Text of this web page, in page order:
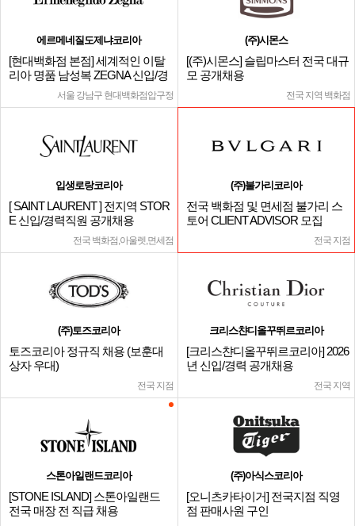
에르메네질도제냐코리아
[현대백화점 본점] 세계적인 이탈
리아 명품 남성복 ZEGNA 신입/경
서울 강남구 현대백화점압구정
(주)시몬스
[(주)시몬스] 슬립마스터 전국 대규
모 공개채용
전국 지역 백화점
입생로랑코리아
[ SAINT LAURENT ] 전지역 STOR
E 신입/경력직원 공개채용
전국 백화점,아울렛,면세점
(주)불가리코리아
전국 백화점 및 면세점 불가리 스
토어 CLIENT ADVISOR 모집
전국 지점
(주)토즈코리아
토즈코리아 정규직 채용 (보훈대
상자 우대)
전국 지점
크리스챤디올꾸뛰르코리아
[크리스챤디올꾸뛰르코리아] 2026
년 신입/경력 공개채용
전국 지역
스톤아일랜드코리아
[STONE ISLAND] 스톤아일랜드
전국 매장 전 직급 채용
(주)아식스코리아
[오니츠카타이거] 전국지점 직영
점 판매사원 구인